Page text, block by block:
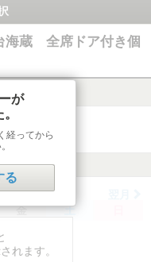
海蔵 全席ドア付き個
金 土
れます。
が
経ってから
る